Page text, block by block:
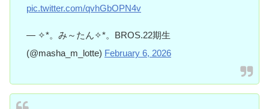
pic.twitter.com/qvhGbOPN4v
— ✧︎*。み～たん✧︎*。BROS.22期生
(@masha_m_lotte) February 6, 2026